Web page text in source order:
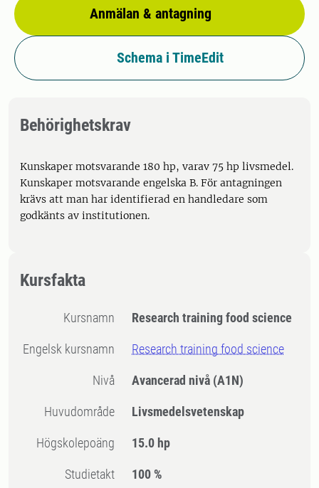
Anmälan & antagning
Schema i TimeEdit
Behörighetskrav
Kunskaper motsvarande 180 hp, varav 75 hp livsmedel.
Kunskaper motsvarande engelska B. För antagningen
krävs att man har identifierad en handledare som
godkänts av institutionen.
Kursfakta
Kursnamn Research training food science
Engelsk kursnamn Research training food science
Nivå Avancerad nivå (A1N)
Huvudområde Livsmedelsvetenskap
högskolepoäng 15.0 hp
Studietakt 100 %